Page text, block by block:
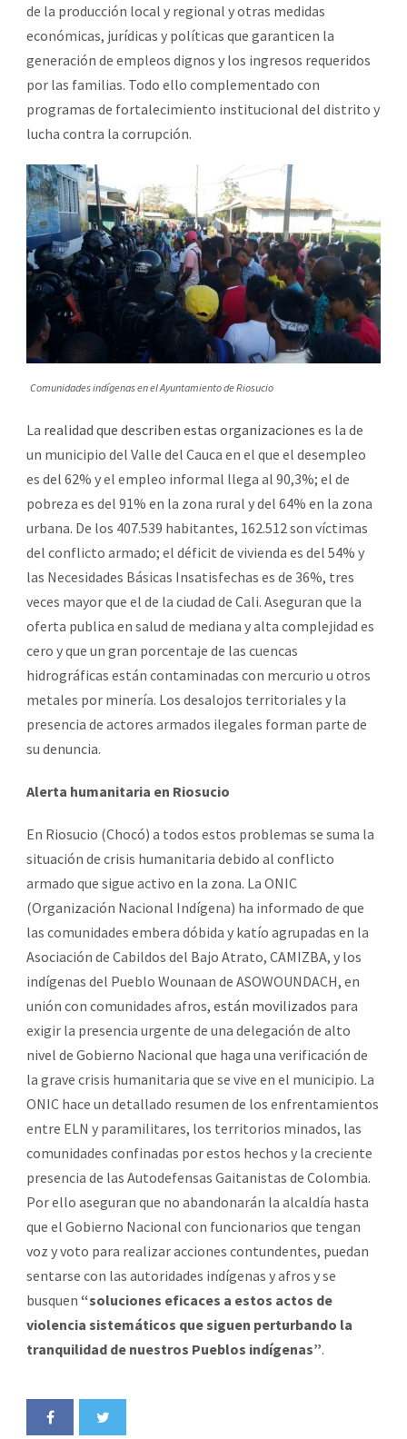
de la producción local y regional y otras medidas
económicas, jurídicas y políticas que garanticen la
generación de empleos dignos y los ingresos requeridos
por las familias. Todo ello complementado con
programas de fortalecimiento institucional del distrito y
lucha contra la corrupción.
Comunidades indígenas en el Ayuntamiento de Riosucio
La realidad que describen estas organizaciones es la de
un municipio del Valle del Cauca en el que el desempleo
es del 62% y el empleo informal llega al 90,3%; el de
pobreza es del 91% en la zona rural y del 64% en la zona
urbana. De los 407.539 habitantes, 162.512 son víctimas
del conflicto armado; el déficit de vivienda es del 54% y
las Necesidades Básicas Insatisfechas es de 36%, tres
veces mayor que el de la ciudad de Cali. Aseguran que la
oferta publica en salud de mediana y alta complejidad es
cero y que un gran porcentaje de las cuencas
hidrográficas están contaminadas con mercurio u otros
metales por minería. Los desalojos territoriales y la
presencia de actores armados ilegales forman parte de
su denuncia.
Alerta humanitaria en Riosucio
En Riosucio (Chocó) a todos estos problemas se suma la
situación de crisis humanitaria debido al conflicto
armado que sigue activo en la zona. La ONIC
(Organización Nacional Indígena) ha informado de que
las comunidades embera dóbida y katío agrupadas en la
Asociación de Cabildos del Bajo Atrato, CAMIZBA, y los
indígenas del Pueblo Wounaan de ASOWOUNDACH, en
unión con comunidades afros, están movilizados para
exigir la presencia urgente de una delegación de alto
nivel de Gobierno Nacional que haga una verificación de
la grave crisis humanitaria que se vive en el municipio. La
ONIC hace un detallado resumen de los enfrentamientos
entre ELN y paramilitares, los territorios minados, las
comunidades confinadas por estos hechos y la creciente
presencia de las Autodefensas Gaitanistas de Colombia.
Por ello aseguran que no abandonarán la alcaldía hasta
que el Gobierno Nacional con funcionarios que tengan
voz y voto para realizar acciones contundentes, puedan
sentarse con las autoridades indígenas y afros y se
busquen “soluciones eficaces a estos actos de
violencia sistemáticos que siguen perturbando la
tranquilidad de nuestros Pueblos indígenas”.